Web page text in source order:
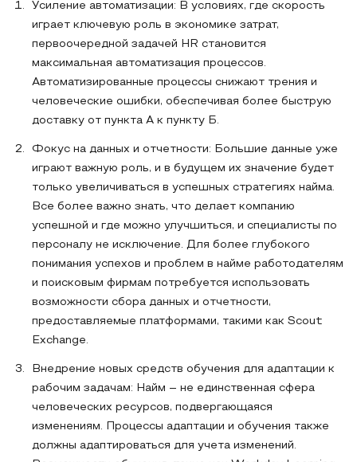
Усиление автоматизации: В условиях, где скорость
играет ключевую роль в экономике затрат,
первоочередной задачей HR становится
максимальная автоматизация процессов.
Автоматизированные процессы снижают трения и
человеческие ошибки, обеспечивая более быструю
доставку от пункта А к пункту Б.
Фокус на данных и отчетности: Большие данные уже
играют важную роль, и в будущем их значение будет
только увеличиваться в успешных стратегиях найма.
Все более важно знать, что делает компанию
успешной и где можно улучшиться, и специалисты по
персоналу не исключение. Для более глубокого
понимания успехов и проблем в найме работодателям
и поисковым фирмам потребуется использовать
возможности сбора данных и отчетности,
предоставляемые платформами, такими как Scout
Exchange.
Внедрение новых средств обучения для адаптации к
рабочим задачам: Найм – не единственная сфера
человеческих ресурсов, подвергающаяся
изменениям. Процессы адаптации и обучения также
должны адаптироваться для учета изменений.